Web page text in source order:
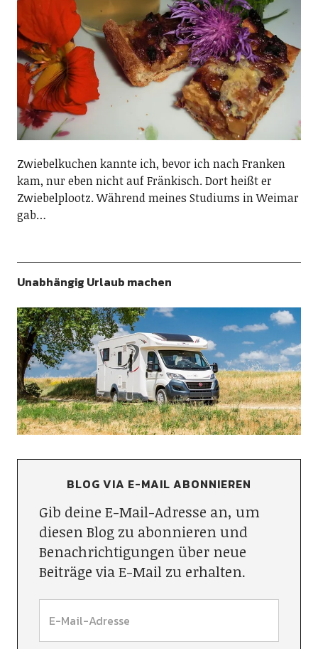
Zwiebelkuchen kannte ich, bevor ich nach Franken
kam, nur eben nicht auf Fränkisch. Dort heißt er
Zwiebelplootz. Während meines Studiums in Weimar
gab…
Unabhängig Urlaub machen
BLOG VIA E-MAIL ABONNIEREN
Gib deine E-Mail-Adresse an, um
diesen Blog zu abonnieren und
Benachrichtigungen über neue
Beiträge via E-Mail zu erhalten.